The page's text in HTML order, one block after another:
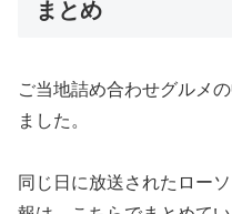
まとめ
ご当地詰め合わせグルメ
ました。
同じ日に放送されたロー